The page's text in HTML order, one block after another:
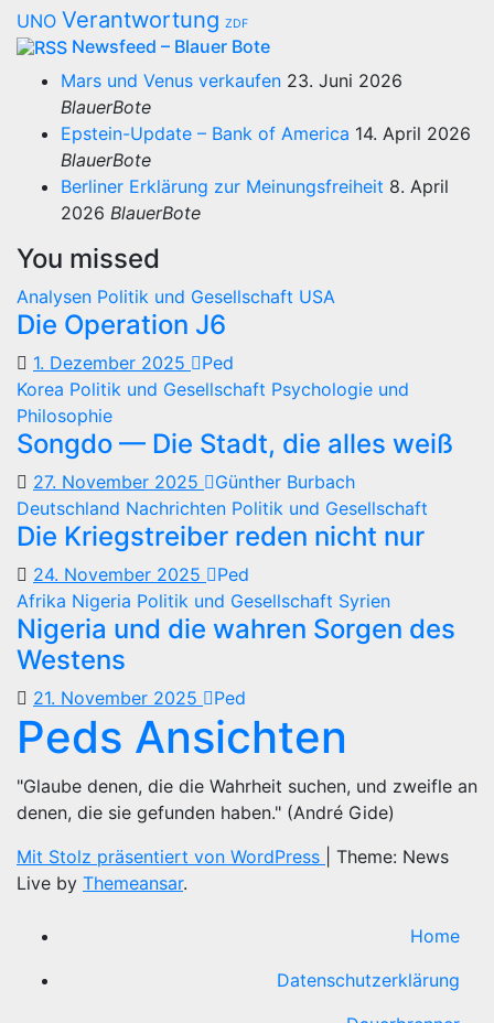
UNO Verantwortung ZDF
Newsfeed – Blauer Bote
Mars und Venus verkaufen 23. Juni 2026
BlauerBote
Epstein-Update – Bank of America 14. April 2026
BlauerBote
Berliner Erklärung zur Meinungsfreiheit 8. April
2026 BlauerBote
You missed
Analysen Politik und Gesellschaft USA
Die Operation J6
1. Dezember 2025
Ped
Korea Politik und Gesellschaft Psychologie und
Philosophie
Songdo — Die Stadt, die alles weiß
27. November 2025
Günther Burbach
Deutschland Nachrichten Politik und Gesellschaft
Die Kriegstreiber reden nicht nur
24. November 2025
Ped
Afrika Nigeria Politik und Gesellschaft Syrien
Nigeria und die wahren Sorgen des
Westens
21. November 2025 Ped
Peds Ansichten
"Glaube denen, die die Wahrheit suchen, und zweifle an
denen, die sie gefunden haben." (André Gide)
Mit Stolz präsentiert von WordPress
Theme: News
Live by Themeansar.
Home
Datenschutzerklärung